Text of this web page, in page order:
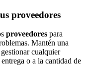
proveedores
proveedores para
Mantén una
cualquier
o a la cantidad de